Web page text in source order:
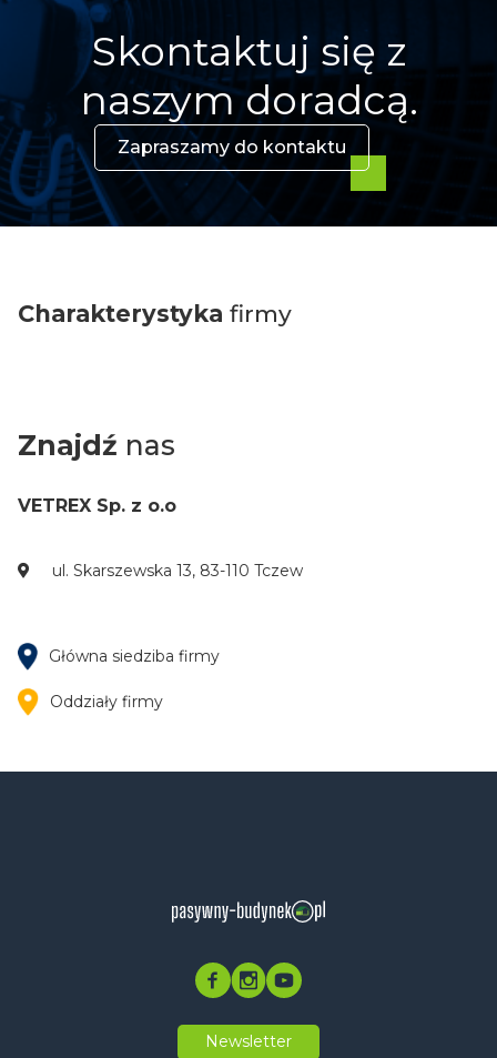
Skontaktuj się z
naszym doradcą.
Zapraszamy do kontaktu
Charakterystyka firmy
Znajdź nas
VETREX Sp. z o.o
ul. Skarszewska 13, 83-110 Tczew
Główna siedziba firmy
Oddziały firmy
Newsletter